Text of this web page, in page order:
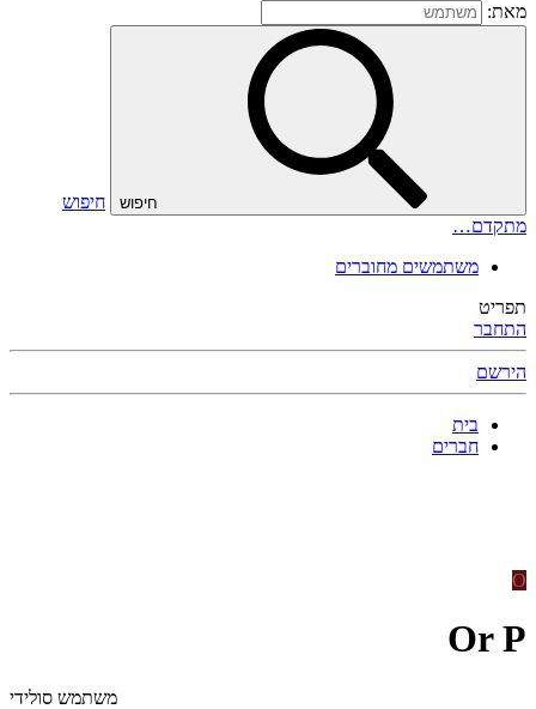
מאת:
חיפוש
חיפוש
מתקדם…
משתמשים מחוברים
תפריט
התחבר
הירשם
בית
חברים
O
Or P
משתמש סולידי